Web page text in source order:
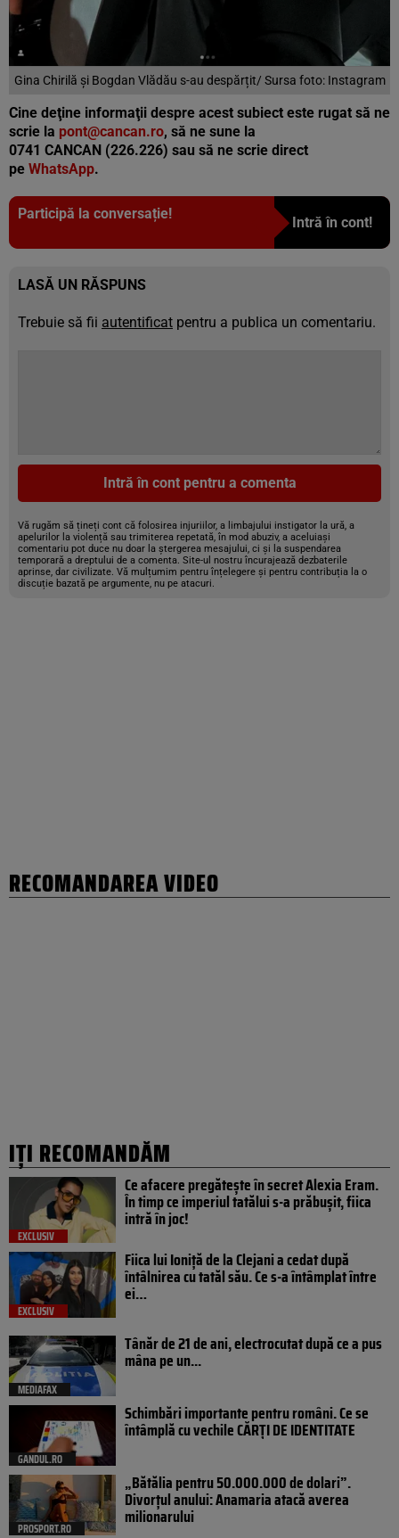
Gina Chirilă și Bogdan Vlădău s-au despărțit/ Sursa foto: Instagram
Cine deţine informaţii despre acest subiect este rugat să ne
scrie la pont@cancan.ro, să ne sune la
0741 CANCAN (226.226) sau să ne scrie direct
pe WhatsApp.
Participă la conversație!
Intră în cont!
LASĂ UN RĂSPUNS
Trebuie să fii autentificat pentru a publica un comentariu.
Intră în cont pentru a comenta
Vă rugăm să țineți cont că folosirea injuriilor, a limbajului instigator la ură, a
apelurilor la violență sau trimiterea repetată, în mod abuziv, a aceluiași
comentariu pot duce nu doar la ștergerea mesajului, ci și la suspendarea
temporară a dreptului de a comenta. Site-ul nostru încurajează dezbaterile
aprinse, dar civilizate. Vă mulțumim pentru înțelegere și pentru contribuția la o
discuție bazată pe argumente, nu pe atacuri.
RECOMANDAREA VIDEO
IȚI RECOMANDĂM
EXCLUSIV
Ce afacere pregătește în secret Alexia Eram.
În timp ce imperiul tatălui s-a prăbușit, fiica
intră în joc!
EXCLUSIV
Fiica lui Ioniță de la Clejani a cedat după
întâlnirea cu tatăl său. Ce s-a întâmplat între
ei…
MEDIAFAX
Tânăr de 21 de ani, electrocutat după ce a pus
mâna pe un...
GANDUL.RO
Schimbări importante pentru români. Ce se
întâmplă cu vechile CĂRȚI DE IDENTITATE
PROSPORT.RO
„Bătălia pentru 50.000.000 de dolari”.
Divorțul anului: Anamaria atacă averea
milionarului